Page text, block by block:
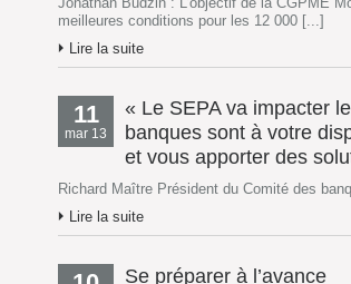
meilleures conditions pour les 12 000 [...]
Lire la suite
11
mar 13
« Le SEPA va impacter
banques sont à votre
et vous apporter des
Richard Maître Président du Comité des
Lire la suite
Se préparer à l’avance